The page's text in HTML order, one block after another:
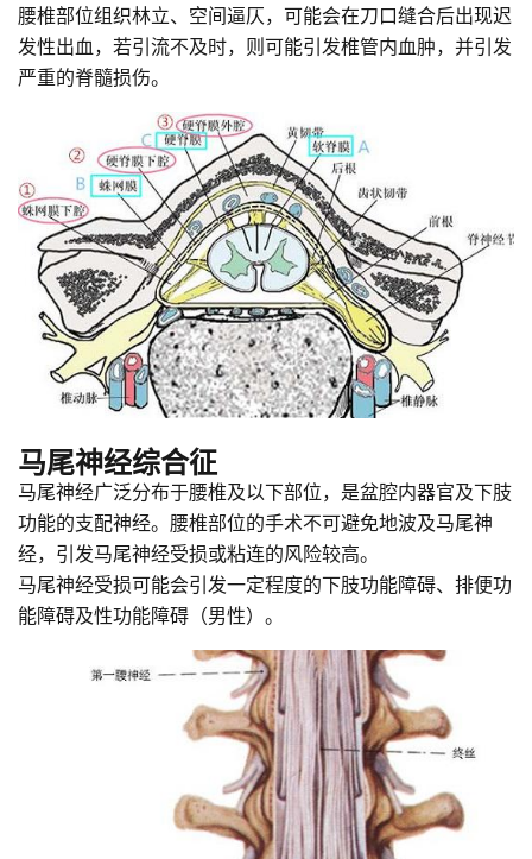
腰椎部位组织林立、空间逼仄，可能会在刀口缝合后出现迟
发性出血，若引流不及时，则可能引发椎管内血肿，并引发
严重的脊髓损伤。
马尾神经综合征
马尾神经广泛分布于腰椎及以下部位，是盆腔内器官及下肢
功能的支配神经。腰椎部位的手术不可避免地波及马尾神
经，引发马尾神经受损或粘连的风险较高。
马尾神经受损可能会引发一定程度的下肢功能障碍、排便功
能障碍及性功能障碍（男性）。